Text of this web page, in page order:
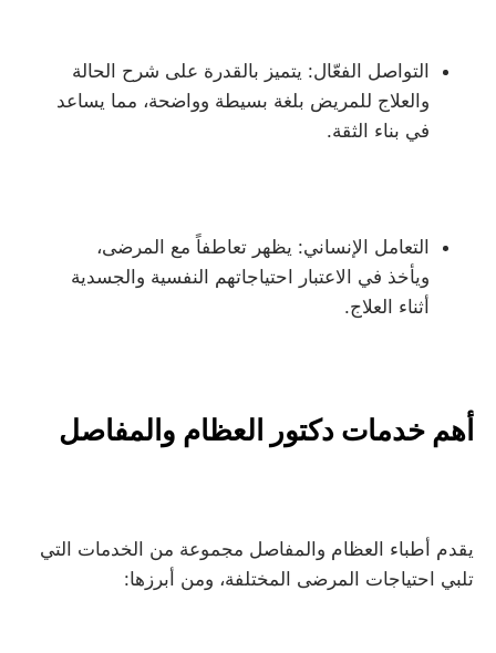
التواصل الفعّال: يتميز بالقدرة على شرح الحالة
والعلاج للمريض بلغة بسيطة وواضحة، مما يساعد
في بناء الثقة.
التعامل الإنساني: يظهر تعاطفاً مع المرضى،
ويأخذ في الاعتبار احتياجاتهم النفسية والجسدية
أثناء العلاج.
أهم خدمات دكتور العظام والمفاصل
يقدم أطباء العظام والمفاصل مجموعة من الخدمات التي
تلبي احتياجات المرضى المختلفة، ومن أبرزها: